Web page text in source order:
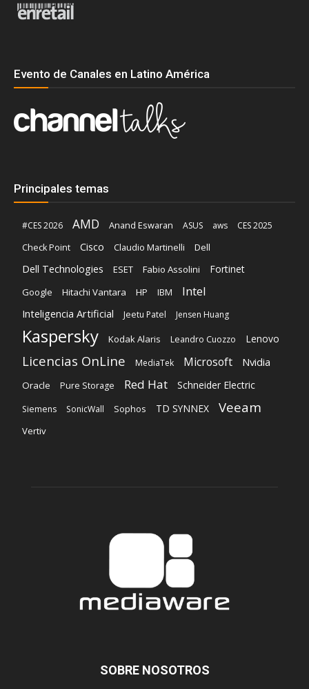
Evento de Canales en Latino América
Principales temas
#CES 2026 AMD Anand Eswaran ASUS aws
CES 2025
Check Point
Cisco Claudio Martinelli Dell
Dell Technologies ESET Fabio Assolini Fortinet
Google Hitachi Vantara HP IBM Intel
Inteligencia Artificial Jeetu Patel Jensen Huang
Kaspersky Kodak Alaris Leandro Cuozzo Lenovo
Licencias OnLine MediaTek Microsoft Nvidia
Oracle Pure Storage Red Hat Schneider Electric
Siemens SonicWall Sophos TD SYNNEX Veeam
Vertiv
SOBRE NOSOTROS